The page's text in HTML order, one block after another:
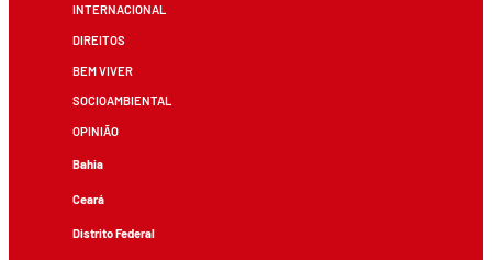
INTERNACIONAL
DIREITOS
BEM VIVER
SOCIOAMBIENTAL
OPINIÃO
Bahia
Ceará
Distrito Federal